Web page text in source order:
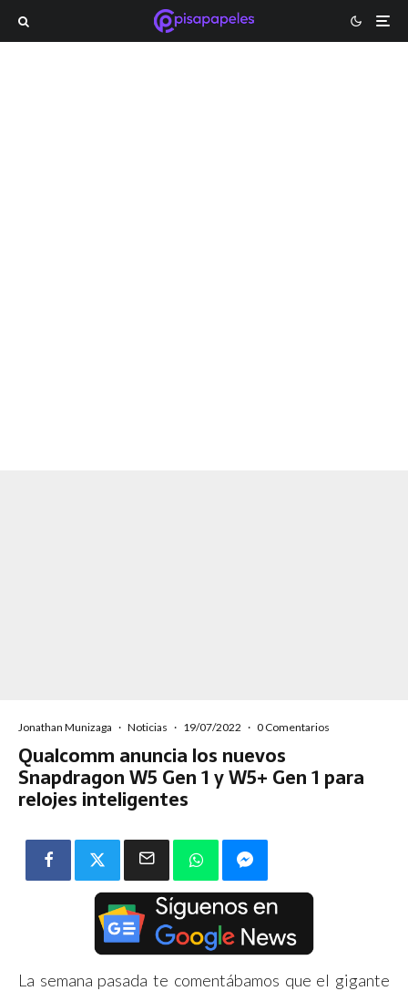
Jonathan Munizaga · Noticias · 19/07/2022 · 0 Comentarios
Qualcomm anuncia los nuevos
Snapdragon W5 Gen 1 y W5+ Gen 1 para
relojes inteligentes
La semana pasada te comentábamos que el gigante